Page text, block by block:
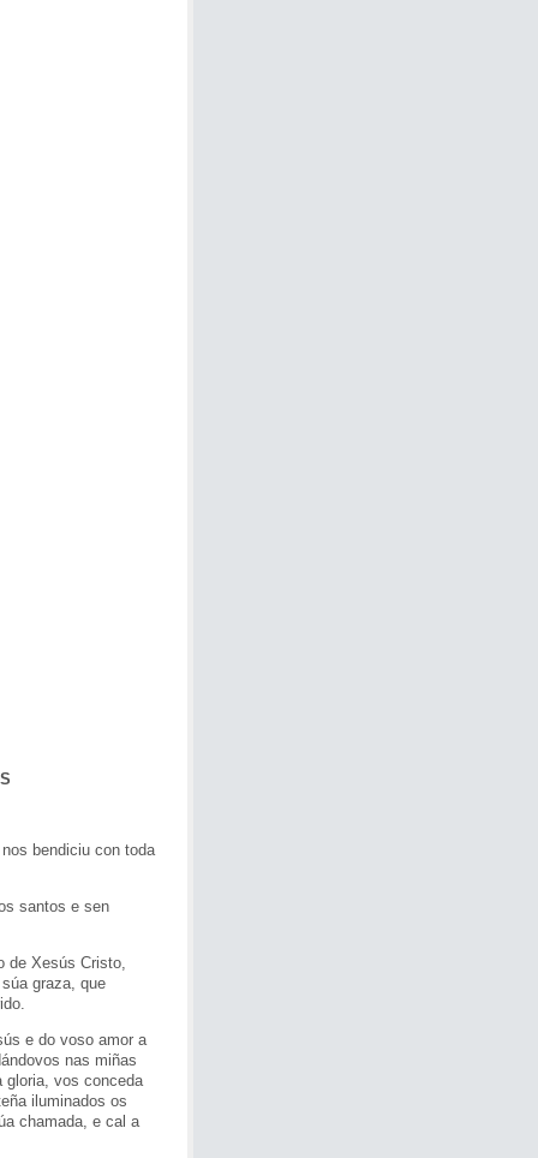
bendiciu con toda
santos e sen
Xesús Cristo,
graza, que
e do voso amor a
nas miñas
gloria, vos conceda
iluminados os
chamada, e cal a